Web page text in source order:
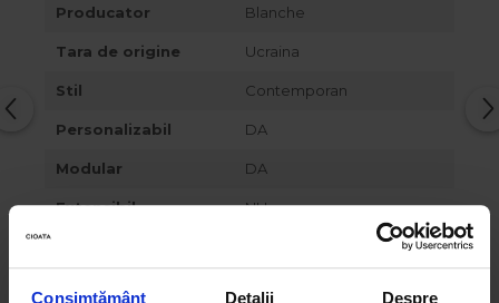
Consimțământ Detalii Despre
Producator Blanche
Tara de origine Ucraina
Stil Contemporan
Personalizabil DA
Modular DA
Extensibil NU
de dormit